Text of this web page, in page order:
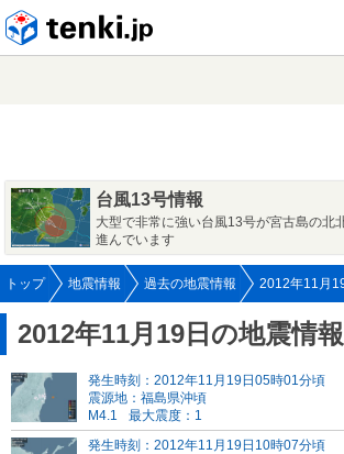
台風13号情報
大型で非常に強い台風13号が宮古島の北
進んでいます
トップ 地震情報 過去の地震情報 2012年11月
2012年11月19日の地震情報
発生時刻：2012年11月19日05時01分頃
震源地：福島県沖頃
M4.1
最大震度：1
発生時刻：2012年11月19日10時07分頃